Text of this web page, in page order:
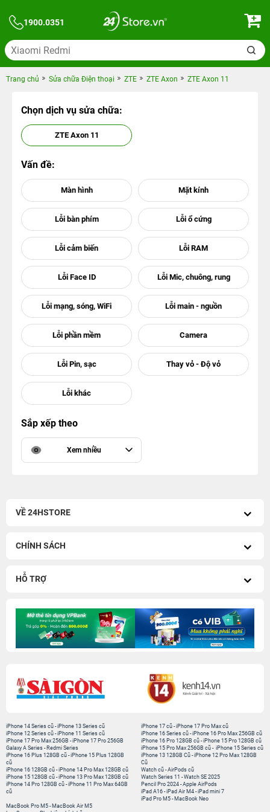
1900.0351
Trang chủ Sửa chữa Điện thoại ZTE ZTE Axon ZTE Axon 11
Chọn dịch vụ sửa chữa:
ZTE Axon 11
Vấn đề:
Sắp xếp theo
Xem nhiều
VỀ 24HSTORE
CHÍNH SÁCH
HỖ TRỢ
iPhone 14 Series cũ -iPhone 13 Series cũ
iPhone 12 Series cũ -iPhone 11 Series cũ
iPhone 17 Pro Max 256GB -iPhone 17 Pro 256GB
Galaxy A Series - Redmi Series
iPhone 17 cũ -iPhone 17 Pro Max cũ
iPhone 16 Series cũ - iPhone 16 Pro Max 256GB cũ
iPhone 16 Pro 128GB cũ -iPhone 15 Pro 128GB cũ
iPhone 15 Pro Max 256GB cũ - iPhone 15 Series cũ
iPhone 16 Plus 128GB cũ -iPhone 15 Plus 128GB
cũ
iPhone 16 128GB cũ -iPhone 14 Pro Max 128GB cũ
iPhone 15 128GB cũ -iPhone 13 Pro Max 128GB cũ
iPhone 14 Pro 128GB cũ -iPhone 11 Pro Max 64GB
cũ
iPhone 13 128GB Cũ -iPhone 12 Pro Max 128GB
Cũ
Watch cũ -AirPods cũ
Watch Series 11 -Watch SE 2025
Pencil Pro 2024 -Apple AirPods
iPad A16 -iPad Air M4 -iPad mini 7
iPad Pro M5 - MacBook Neo
MacBook Pro M5 - MacBook Air M5